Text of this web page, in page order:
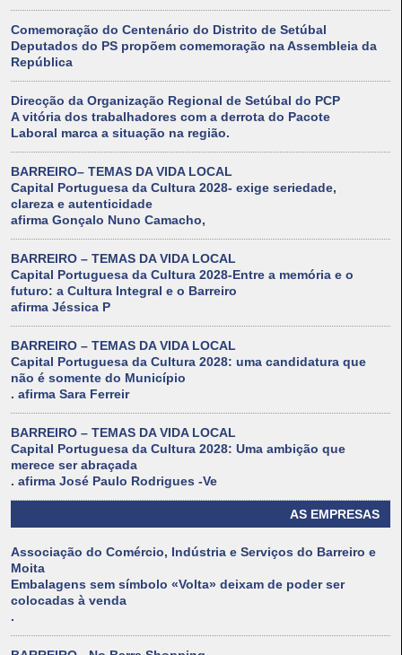
Comemoração do Centenário do Distrito de Setúbal
Deputados do PS propõem comemoração na Assembleia da
República
Direcção da Organização Regional de Setúbal do PCP
A vitória dos trabalhadores com a derrota do Pacote
Laboral marca a situação na região.
BARREIRO– TEMAS DA VIDA LOCAL
Capital Portuguesa da Cultura 2028- exige seriedade,
clareza e autenticidade
afirma Gonçalo Nuno Camacho,
BARREIRO – TEMAS DA VIDA LOCAL
Capital Portuguesa da Cultura 2028-Entre a memória e o
futuro: a Cultura Integral e o Barreiro
afirma Jéssica P
BARREIRO – TEMAS DA VIDA LOCAL
Capital Portuguesa da Cultura 2028: uma candidatura que
não é somente do Município
. afirma Sara Ferreir
BARREIRO – TEMAS DA VIDA LOCAL
Capital Portuguesa da Cultura 2028: Uma ambição que
merece ser abraçada
. afirma José Paulo Rodrigues -Ve
AS EMPRESAS
Associação do Comércio, Indústria e Serviços do Barreiro e
Moita
Embalagens sem símbolo «Volta» deixam de poder ser
colocadas à venda
.